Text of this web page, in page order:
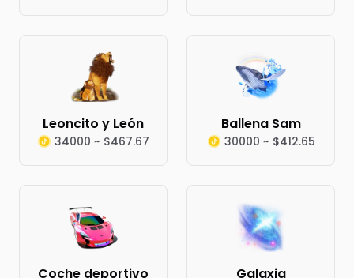
Leoncito y León
34000 ~ $467.67
Ballena Sam
30000 ~ $412.65
Coche deportivo Galaxia